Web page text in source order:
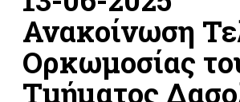
Ανακοίνωση
Ορκωμοσίας
Τμήματος